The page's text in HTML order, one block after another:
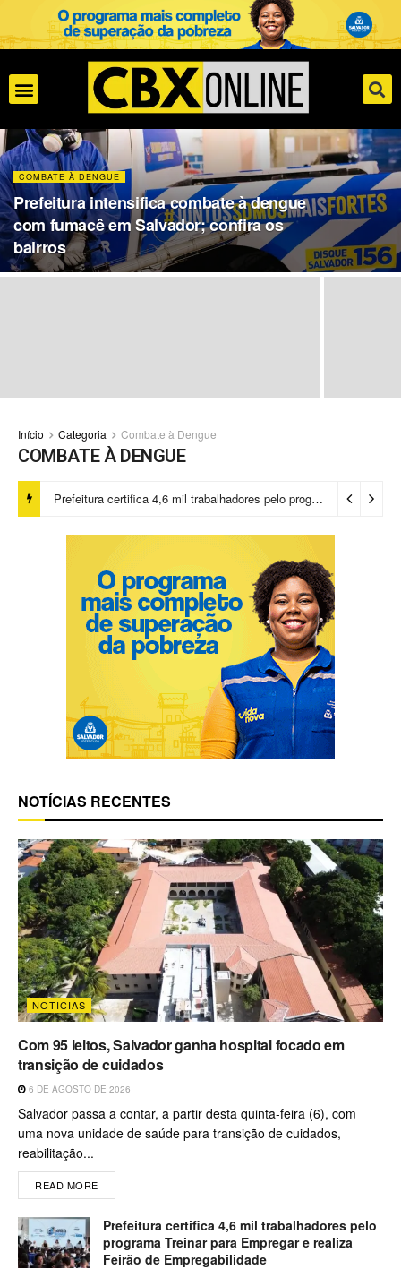
COMBATE À DENGUE
Prefeitura intensifica combate à dengue
com fumacê em Salvador; confira os
bairros
Início Categoria Combate à Dengue
COMBATE À DENGUE
Prefeitura certifica 4,6 mil trabalhadores pelo programa Treinar para Empregar e realiza Feirão de Empregabilidade
NOTÍCIAS RECENTES
NOTICIAS
Com 95 leitos, Salvador ganha hospital focado em
transição de cuidados
6 DE AGOSTO DE 2026
Salvador passa a contar, a partir desta quinta-feira (6), com
uma nova unidade de saúde para transição de cuidados,
reabilitação...
READ MORE
Prefeitura certifica 4,6 mil trabalhadores pelo
programa Treinar para Empregar e realiza
Feirão de Empregabilidade